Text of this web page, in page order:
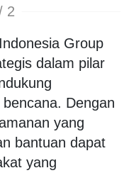
2
Group
dalam pilar
Dengan
yang
bantuan dapat
yang